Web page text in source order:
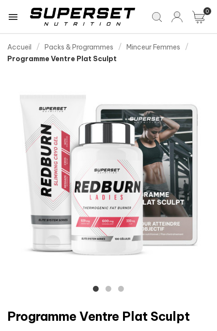
 0
Accueil Packs & Programmes
Minceur Femmes
Programme Ventre Plat Sculpt
Programme Ventre Plat Sculpt